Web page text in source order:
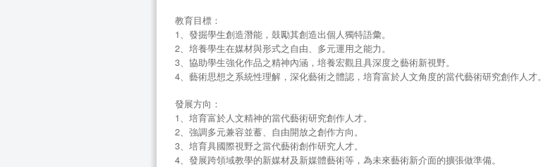
教育目標：
1、發掘學生創造潛能，鼓勵其創造出個人獨特語彙。
2、培養學生在媒材與形式之自由、多元運用之能力。
3、協助學生強化作品之精神內涵，培養宏觀且具深度之藝術新視野。
4、藝術思想之系統性理解，深化藝術之體認，培育富於人文角度的當代藝術研究創作人才。
發展方向：
1、培育富於人文精神的當代藝術研究創作人才。
2、強調多元兼容並蓄、自由開放之創作方向。
3、培育具國際視野之當代藝術創作研究人才。
4、發展跨領域教學的新媒材及新媒體藝術等，為未來藝術新介面的擴張做準備。